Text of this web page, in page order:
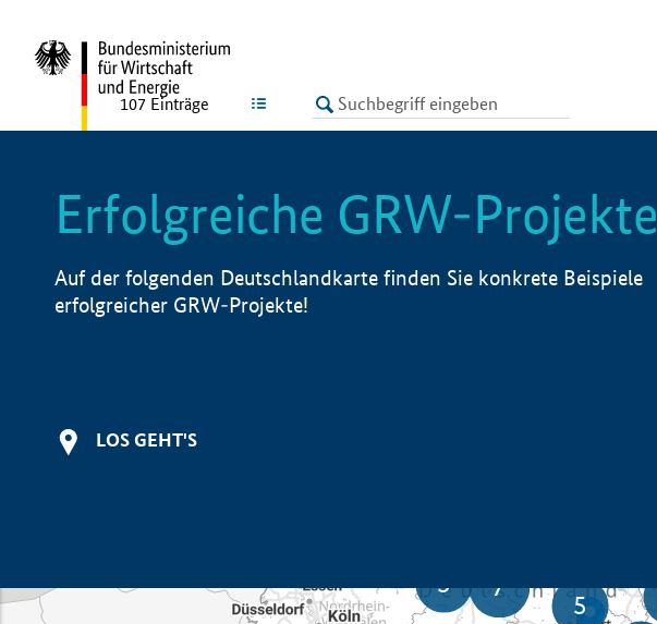
LISTE
107 Einträge
Erfolgreiche GRW-Projekte
Auf der folgenden Deutschlandkarte finden Sie konkrete Beispiele
erfolgreicher GRW-Projekte!
LOS GEHT'S